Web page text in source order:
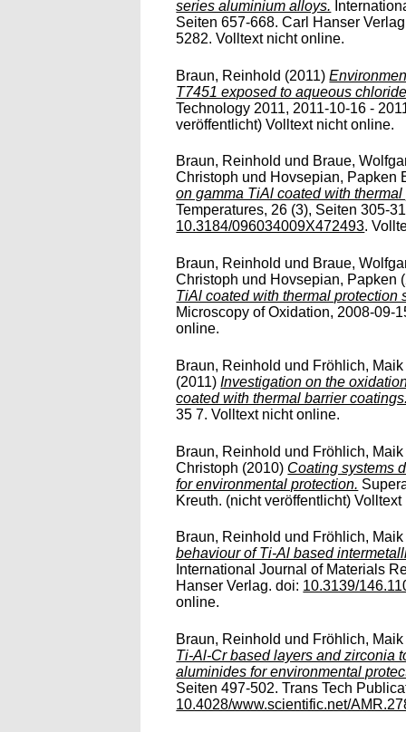
series aluminium alloys.
Seiten 657-668. Carl Hanser
5282. Volltext nicht online.
Braun, Reinhold (2011)
T7451 exposed to aqueous
Technology 2011, 2011-10-16 -
veröffentlicht) Volltext nicht online.
Braun, Reinhold und Braue,
Christoph und Hovsepian, Papken
on gamma TiAl coated with
Temperatures, 26 (3), Seiten 305-
10.3184/096034009X472493.
Braun, Reinhold und Braue,
Christoph und Hovsepian, Papken
TiAl coated with thermal protection
Microscopy of Oxidation, 2008-09-
online.
Braun, Reinhold und Fröhlich, Maik
(2011)Investigation on the
coated with thermal barrier
35 7. Volltext nicht online.
Braun, Reinhold und Fröhlich, Maik
Christoph (2010) Coating systems
for environmental protection.
Kreuth. (nicht veröffentlicht)
Braun, Reinhold und Fröhlich, Maik
behaviour of Ti-Al based
International Journal of Materials
Hanser Verlag. doi: 10.3139/
online.
Braun, Reinhold und Fröhlich, Maik
Ti-Al-Cr based layers and zirconia
aluminides for environmental
Seiten 497-502. Trans Tech
10.4028/www.scientific.net/